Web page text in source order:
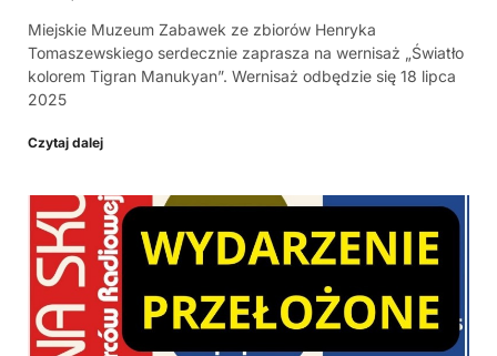
Miejskie Muzeum Zabawek ze zbiorów Henryka
Tomaszewskiego serdecznie zaprasza na wernisaż „Światło
kolorem Tigran Manukyan”. Wernisaż odbędzie się 18 lipca
2025
Czytaj dalej